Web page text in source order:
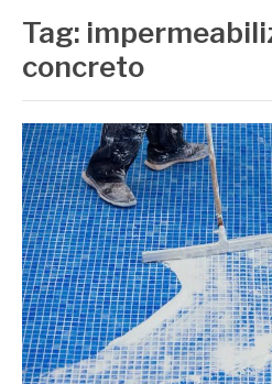
Tag:
concreto